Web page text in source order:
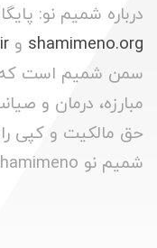
درباره شمیم نو:
shamimeno.org و
سمن شمیم است که
مبارزه، درمان و
شمیم نو shamimeno نزد م.م.ی.م© محفوظ است.